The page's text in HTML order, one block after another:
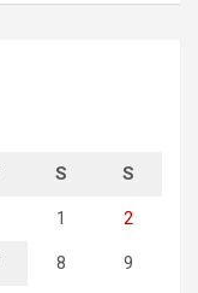
S S
1 2
8 9